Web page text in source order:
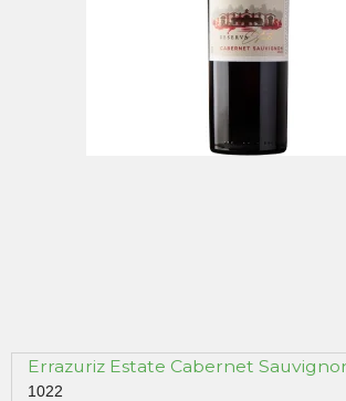
Errazuriz Estate Cabernet
1022